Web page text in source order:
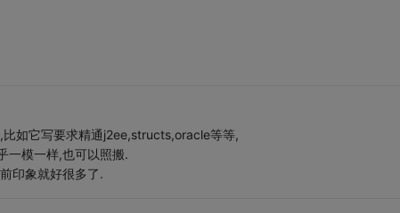
如它写要求精通j2ee,structs,oracle等等,
一模一样,也可以照搬.
印象就好很多了.